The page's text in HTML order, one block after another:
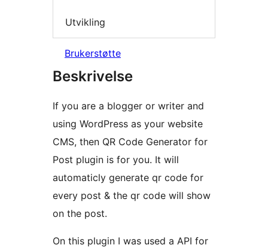
Utvikling
Brukerstøtte
Beskrivelse
If you are a blogger or writer and
using WordPress as your website
CMS, then QR Code Generator for
Post plugin is for you. It will
automaticly generate qr code for
every post & the qr code will show
on the post.
On this plugin I was used a API for